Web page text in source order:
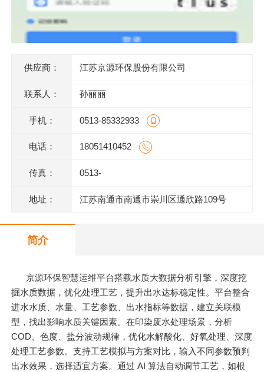
供应商： 江苏京源环保股份有限公司
联系人： 孙丽丽
手机： 0513-85332933
电话： 18051410452
传真： 0513-
地址： 江苏南通市南通市崇川区通欣路109号
简介
京源环保智慧运维平台搭载水质大数据分析引擎，深度挖
掘水质数据，优化处理工艺，提升出水达标稳定性。平台整合
进水水质、水量、工艺参数、出水指标等数据，建立关联模
型，找出影响水质关键因素。在印染废水处理场景，分析
COD、色度、盐分波动规律，优化水解酸化、好氧处理、深度
处理工艺参数。支持工艺模拟与方案对比，输入不同参数预判
出水效果，选择适宜方案。通过 AI 算法自动调节工艺，如根